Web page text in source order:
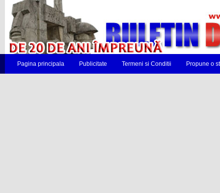
Pagina principala Publicitate Termeni si Conditii Propune o